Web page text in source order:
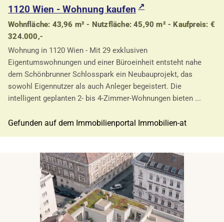
1120 Wien - Wohnung kaufen
Wohnfläche: 43,96 m² - Nutzfläche: 45,90 m² - Kaufpreis: €
324.000,-
Wohnung in 1120 Wien - Mit 29 exklusiven
Eigentumswohnungen und einer Büroeinheit entsteht nahe
dem Schönbrunner Schlosspark ein Neubauprojekt, das
sowohl Eigennutzer als auch Anleger begeistert. Die
intelligent geplanten 2- bis 4-Zimmer-Wohnungen bieten ...
Gefunden auf dem Immobilienportal Immobilien-at